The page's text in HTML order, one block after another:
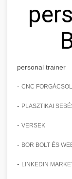
personal trainer
- CNC
- PLASZTIKAI
- VERSEK
- BOR BOLT ÉS
- LINKEDIN